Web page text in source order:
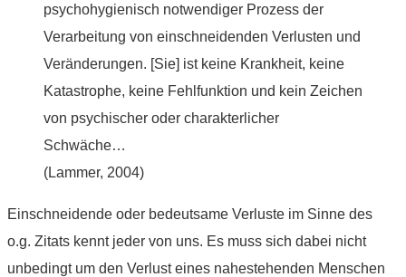
psychohygienisch notwendiger Prozess der
Verarbeitung von einschneidenden Verlusten und
Veränderungen. [Sie] ist keine Krankheit, keine
Katastrophe, keine Fehlfunktion und kein Zeichen
von psychischer oder charakterlicher
Schwäche…
(Lammer, 2004)
Einschneidende oder bedeutsame Verluste im Sinne des
o.g. Zitats kennt jeder von uns. Es muss sich dabei nicht
unbedingt um den Verlust eines nahestehenden Menschen